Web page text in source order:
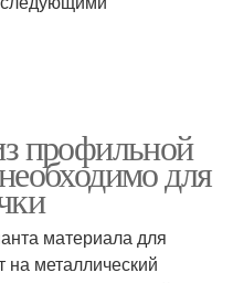
профильной
для
материала для
на металлический